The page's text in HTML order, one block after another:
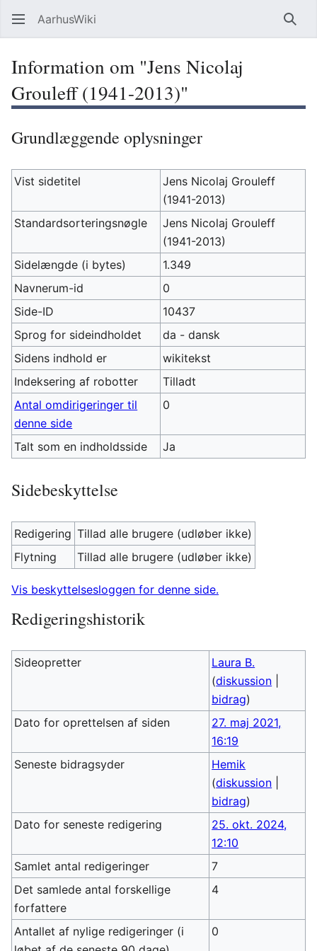
AarhusWiki Søg
Information om "Jens Nicolaj
Grouleff (1941-2013)"
Grundlæggende oplysninger
Vist sidetitel
Jens Nicolaj Grouleff
(1941-2013)
Standardsorteringsnøgle
Jens Nicolaj Grouleff
(1941-2013)
Sidelængde (i bytes)
1.349
Navnerum-id
0
Side-ID
10437
Sprog for sideindholdet
da - dansk
Sidens indhold er
wikitekst
Indeksering af robotter
Tilladt
Antal omdirigeringer til
denne side
0
Talt som en indholdsside Ja
Sidebeskyttelse
Redigering Tillad alle brugere (udløber ikke)
Flytning
Tillad alle brugere (udløber ikke)
Vis beskyttelsesloggen for denne side.
Redigeringshistorik
Sideopretter
Laura B.
(diskussion
bidrag)
Dato for oprettelsen af siden
27. maj 2021,
16:19
Seneste bidragsyder
Hemik
(diskussion
bidrag)
Dato for seneste redigering
25. okt. 2024,
12:10
Samlet antal redigeringer
7
Det samlede antal forskellige
forfattere
4
Antallet af nylige redigeringer (i
0